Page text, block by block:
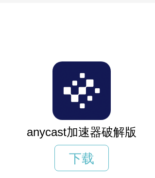
anycast加速器破解版
下载